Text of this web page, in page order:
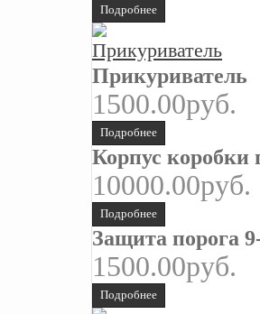
Подробнее
Прикуриватель
1500.00руб.
Подробнее
Корпус коробки
10000.00руб.
Подробнее
Защита порога
1500.00руб.
Подробнее